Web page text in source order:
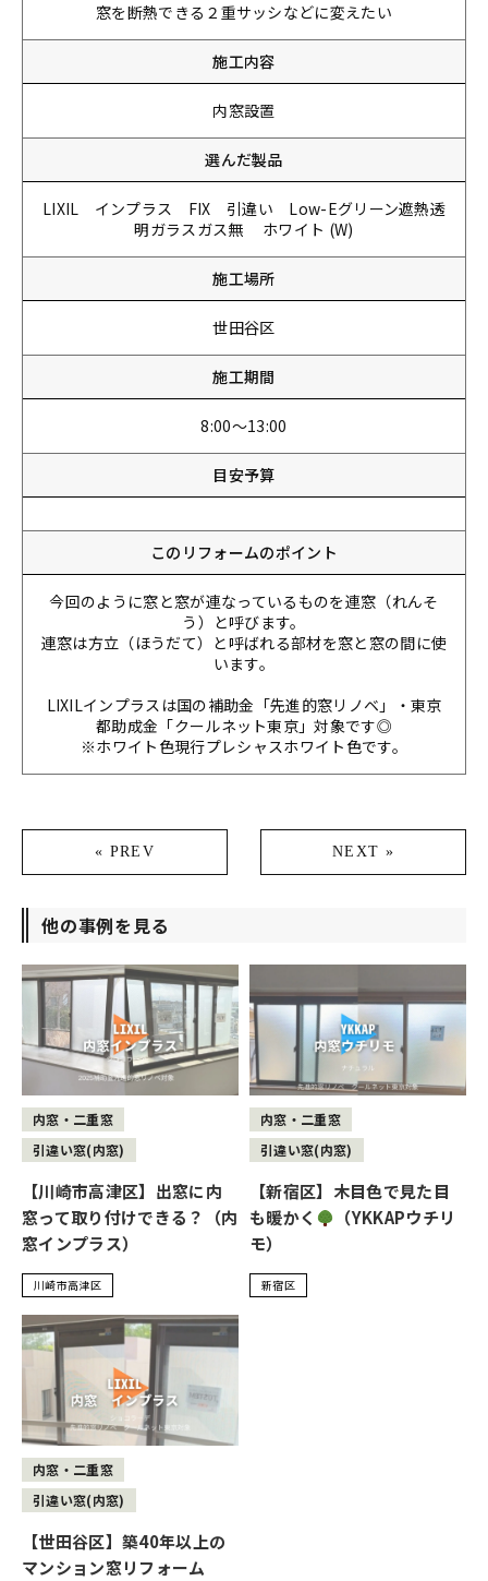
窓を断熱できる２重サッシなどに変えたい
施工内容
内窓設置
選んだ製品
LIXIL インプラス FIX 引違い Low-Eグリーン遮熱透
明ガラスガス無 ホワイト (W)
施工場所
世田谷区
施工期間
8:00～13:00
目安予算
このリフォームのポイント
今回のように窓と窓が連なっているものを連窓（れんそ
う）と呼びます。
連窓は方立（ほうだて）と呼ばれる部材を窓と窓の間に使
います。
LIXILインプラスは国の補助金「先進的窓リノベ」・東京
都助成金「クールネット東京」対象です◎
※ホワイト色現行プレシャスホワイト色です。
« PREV NEXT »
他の事例を見る
内窓・二重窓
引違い窓(内窓)
【川崎市高津区】出窓に内
窓って取り付けできる？（内
窓インプラス）
川崎市高津区
内窓・二重窓
引違い窓(内窓)
【新宿区】木目色で見た目
も暖かく
（YKKAPウチリ
モ）
新宿区
内窓・二重窓
引違い窓(内窓)
【世田谷区】築40年以上の
マンション窓リフォーム